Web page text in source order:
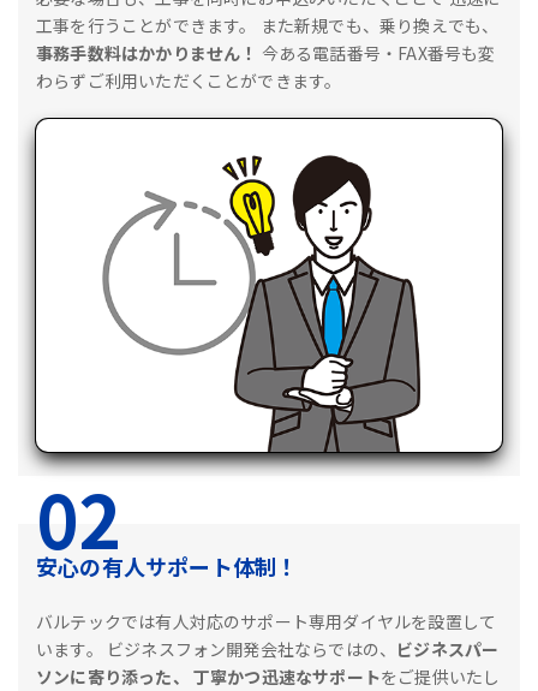
工事を行うことができます。
また新規でも、乗り換えでも、
事務手数料はかかりません！ 今ある電話番号・FAX番号も変
わらずご利用いただくことができます。
02
安心の有人サポート体制！
バルテックでは有人対応のサポート専用ダイヤルを設置して
います。
ビジネスフォン開発会社ならではの、 ビジネスパー
ソンに寄り添った、 丁寧かつ迅速なサポートをご提供いたし